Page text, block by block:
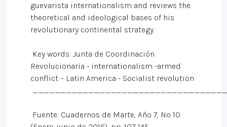
guevarista internationalism and reviews the
theoretical and ideological bases of his
revolutionary continental strategy.
Key words: Junta de Coordinación
Revolucionaria - internationalism -armed
conflict – Latin America - Socialist revolution
Fuente: Cuadernos de Marte, Año 7, Nº 10